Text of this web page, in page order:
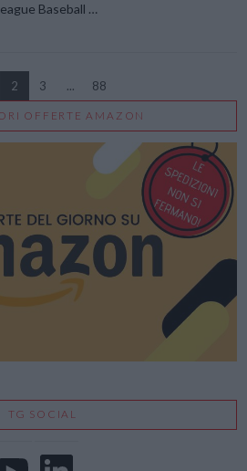
VIEW POST
Baseball …
2 3 ... 88
OFFERTE AMAZON
TG SOCIAL
LinkedIn